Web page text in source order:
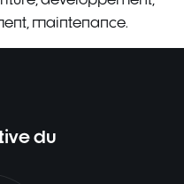
maintenance.
du